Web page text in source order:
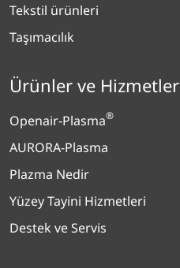
Tekstil ürünleri
Taşımacılık
Ürünler ve Hizmetler
Openair-Plasma®
AURORA-Plasma
Plazma Nedir
Yüzey Tayini Hizmetleri
Destek ve Servis